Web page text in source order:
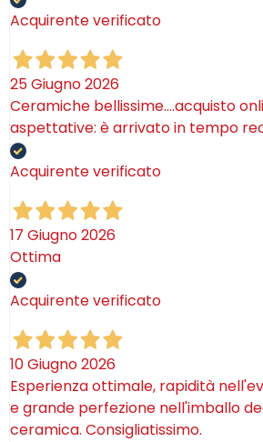
Acquirente verificato
25 Giugno 2026
Ceramiche bellissime….acquisto
aspettative: è arrivato in tempo
Acquirente verificato
17 Giugno 2026
Ottima
Acquirente verificato
10 Giugno 2026
Esperienza ottimale, rapidità
e grande perfezione nell'imballo
ceramica. Consigliatissimo.